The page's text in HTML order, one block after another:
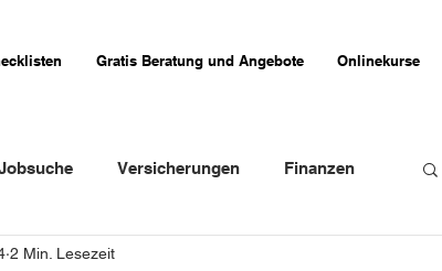
Gratis Beratung und Angebote Onlinekurse
Versicherungen Finanzen
Firmenportraits
2 Min. Lesezeit